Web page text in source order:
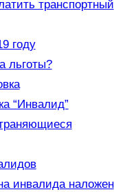
транспортный
году
льготы?
“Инвалид”
инвалида наложен